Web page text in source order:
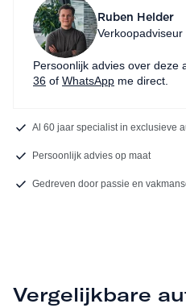
Ruben Helder
Verkoopadviseur
Persoonlijk advies over deze
36 of WhatsApp me direct.
Al 60 jaar specialist in exclusieve
Persoonlijk advies op maat
Gedreven door passie en
Vergelijkbare